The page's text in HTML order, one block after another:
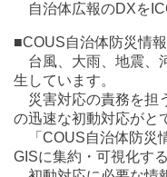
自治体広報のDXを
■COUS自治体防災情
台風、大雨、地震、
生しています。
災害対応の責務を担
の迅速な初動対応がと
「COUS自治体防災
GISに集約・可視化す